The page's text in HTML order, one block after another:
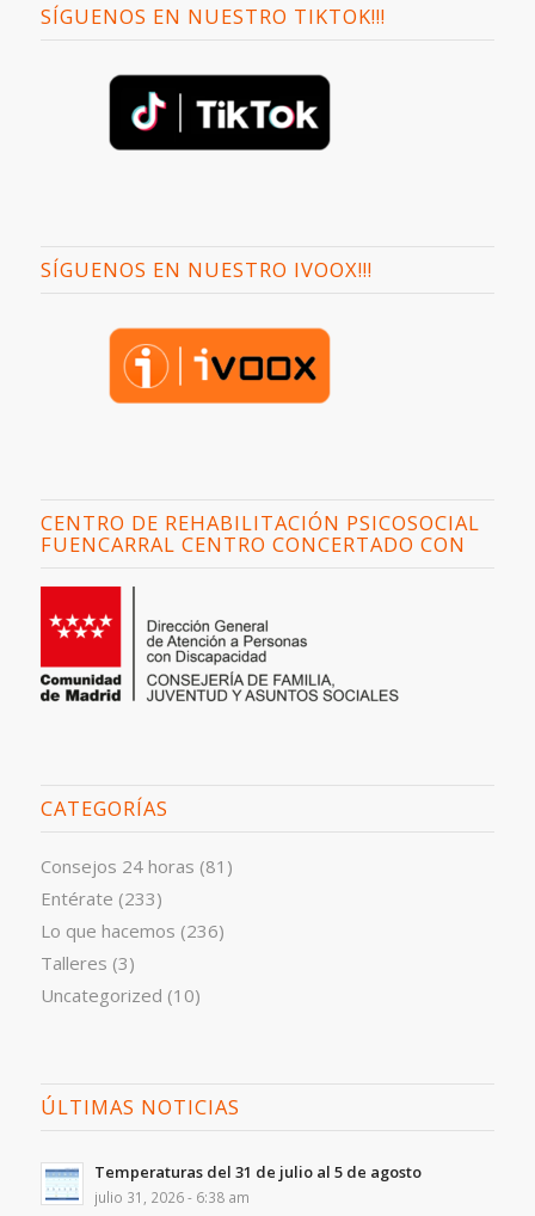
SÍGUENOS EN NUESTRO TIKTOK!!!
SÍGUENOS EN NUESTRO IVOOX!!!
CENTRO DE REHABILITACIÓN PSICOSOCIAL
FUENCARRAL CENTRO CONCERTADO CON
CATEGORÍAS
Consejos 24 horas (81)
Entérate (233)
Lo que hacemos (236)
Talleres (3)
Uncategorized (10)
ÚLTIMAS NOTICIAS
Temperaturas del 31 de julio al 5 de agosto
julio 31, 2026 - 6:38 am